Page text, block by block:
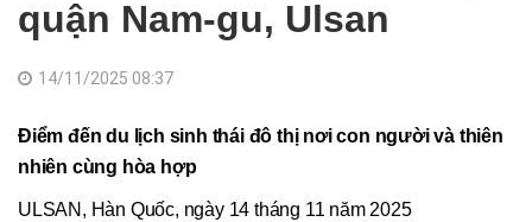
quận Nam-gu, Ulsan
14/11/2025 08:37
Điểm đến du lịch sinh thái đô thị nơi con người và thiên
nhiên cùng hòa hợp
ULSAN, Hàn Quốc, ngày 14 tháng 11 năm 2025